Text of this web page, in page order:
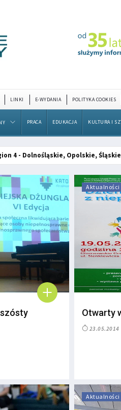
LINKI E-WYDANIA POLITYKA COOKIES
PRACA EDUKACJA KULTURA I
4 - Dolnośląskie, Opolskie, Śląskie
Aktualności
Otwarty
23.05.2014
Aktualności